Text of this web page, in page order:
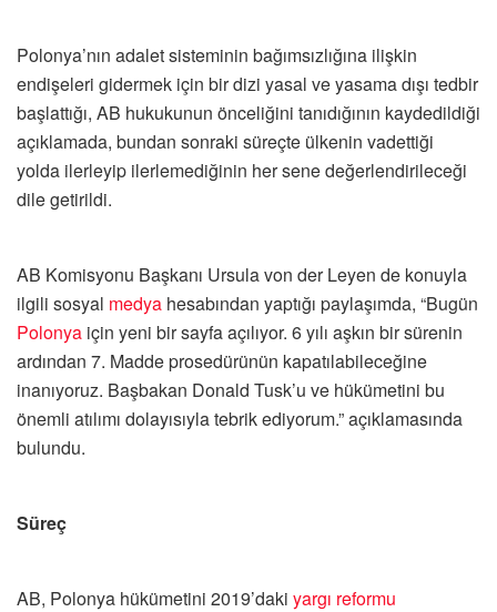
Polonya’nın adalet sisteminin bağımsızlığına ilişkin
endişeleri gidermek için bir dizi yasal ve yasama dışı tedbir
başlattığı, AB hukukunun önceliğini tanıdığının kaydedildiği
açıklamada, bundan sonraki süreçte ülkenin vadettiği
yolda ilerleyip ilerlemediğinin her sene değerlendirileceği
dile getirildi.
AB Komisyonu Başkanı Ursula von der Leyen de konuyla
ilgili sosyal medya hesabından yaptığı paylaşımda, “Bugün
Polonya için yeni bir sayfa açılıyor. 6 yılı aşkın bir sürenin
ardından 7. Madde prosedürünün kapatılabileceğine
inanıyoruz. Başbakan Donald Tusk’u ve hükümetini bu
önemli atılımı dolayısıyla tebrik ediyorum.” açıklamasında
bulundu.
Süreç
AB, Polonya hükümetini 2019’daki yargı reformu